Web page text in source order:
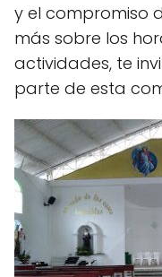
y el compromiso
más sobre los
actividades, te
parte de esta